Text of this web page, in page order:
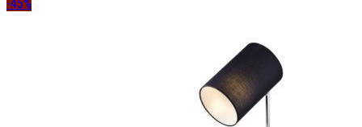
-45%